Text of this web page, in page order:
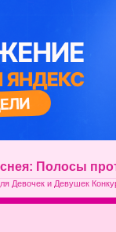
Полосы
Девочек и Девушек